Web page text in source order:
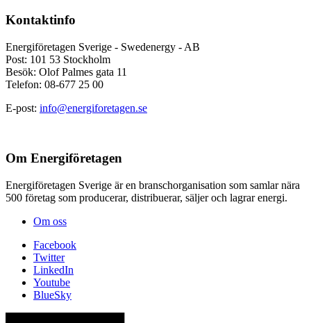
Kontaktinfo
Energiföretagen Sverige - Swedenergy - AB
Post: 101 53 Stockholm
Besök: Olof Palmes gata 11
Telefon: 08-677 25 00
E-post: info@energiforetagen.se
Om Energiföretagen
Energiföretagen Sverige är en branschorganisation som samlar nära
500 företag som producerar, distribuerar, säljer och lagrar energi.
Om oss
Facebook
Twitter
LinkedIn
Youtube
BlueSky